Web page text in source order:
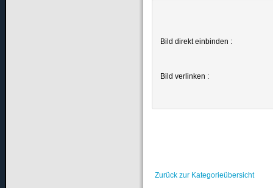
Bild direkt einbinden :
Bild verlinken :
Zurück zur Kategorieübersicht